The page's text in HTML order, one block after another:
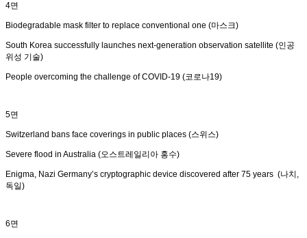
4면
Biodegradable mask filter to replace conventional one (마스크)
South Korea successfully launches next-generation observation satellite (인공
위성 기술)
People overcoming the challenge of COVID-19 (코로나19)
5면
Switzerland bans face coverings in public places (스위스)
Severe flood in Australia (오스트레일리아 홍수)
Enigma, Nazi Germany’s cryptographic device discovered after 75 years (나치,
독일)
6면